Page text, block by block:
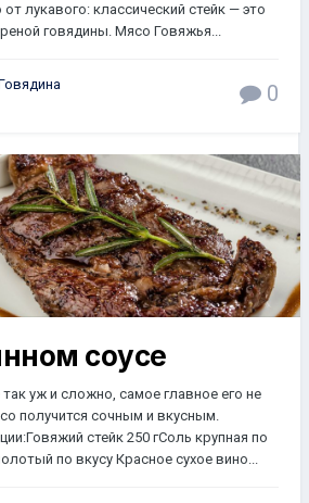
лукавого: классический стейк — это
говядины. Мясо Говяжья...
0
соусе
уж и сложно, самое главное его не
получится сочным и вкусным.
стейк 250 гСоль крупная по
по вкусу Красное сухое вино...